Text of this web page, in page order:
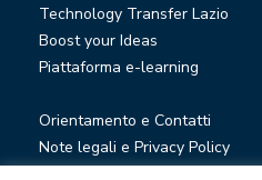
Technology Transfer Lazio
Boost your Ideas
Piattaforma e-learning
Orientamento e Contatti
Note legali e Privacy Policy